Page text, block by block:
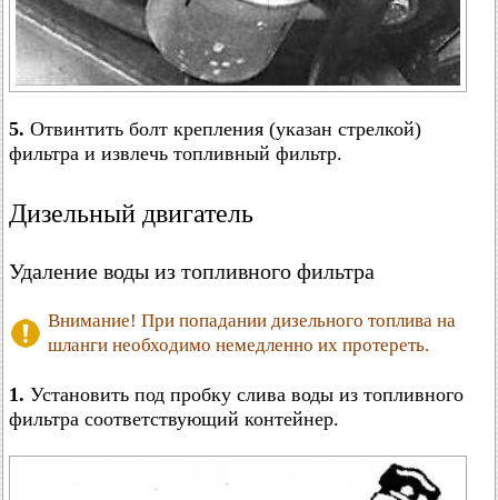
5. Отвинтить болт крепления (указан стрелкой)
фильтра и извлечь топливный фильтр.
Дизельный двигатель
Удаление воды из топливного фильтра
Внимание! При попадании дизельного топлива на
шланги необходимо немедленно их протереть.
1. Установить под пробку слива воды из топливного
фильтра соответствующий контейнер.